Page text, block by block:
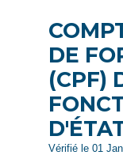
DE
(CPF)
Vérifié le 01